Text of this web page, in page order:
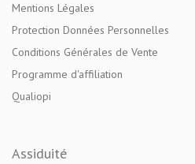
Mentions Légales
Protection Données Personnelles
Conditions Générales de Vente
Programme d'affiliation
Qualiopi
Assiduité